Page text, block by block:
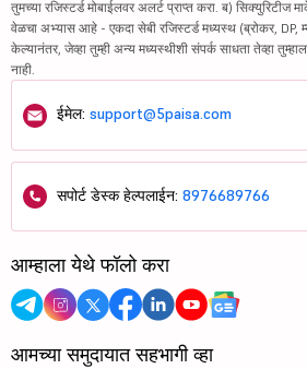
तुमच्या रजिस्टर्ड मोबाईलवर अलर्ट प्राप्त करा. ब) सिक्युरिटीज
वेळचा अभ्यास आहे - एकदा सेबी रजिस्टर्ड मध्यस्थ (ब्रोकर, DP,
केल्यानंतर, जेव्हा तुम्ही अन्य मध्यस्थीशी संपर्क साधता तेव्हा
नाही.
ईमेल: support@5paisa.com
सपोर्ट डेस्क हेल्पलाईन: 8976689766
आम्हाला येथे फॉलो करा
आमच्या समुदायात सहभागी व्हा